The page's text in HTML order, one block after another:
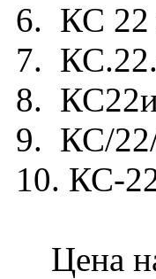
6. КС 22
7.
8.
9. КС/
10. КС-
Цена